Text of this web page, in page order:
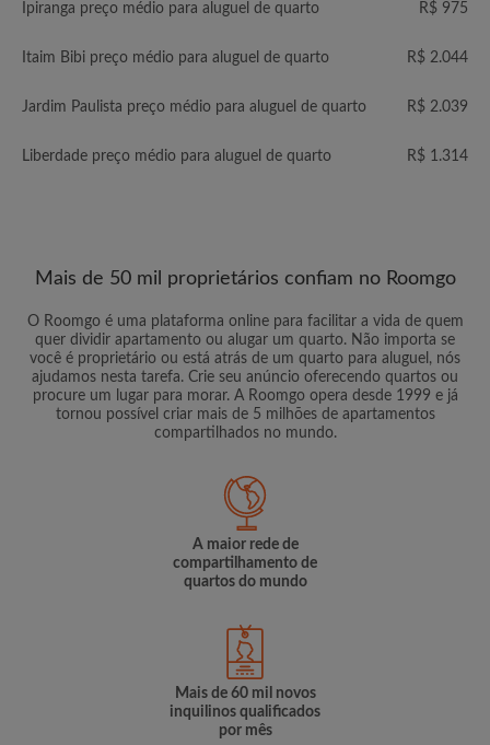
Ipiranga preço médio para aluguel de quarto R$ 975
Itaim Bibi preço médio para aluguel de quarto R$ 2.044
Jardim Paulista preço médio para aluguel de quarto R$ 2.039
Liberdade preço médio para aluguel de quarto R$ 1.314
Mais de 50 mil proprietários confiam no Roomgo
O Roomgo é uma plataforma online para facilitar a vida de quem
quer dividir apartamento ou alugar um quarto. Não importa se
você é proprietário ou está atrás de um quarto para aluguel, nós
ajudamos nesta tarefa. Crie seu anúncio oferecendo quartos ou
procure um lugar para morar. A Roomgo opera desde 1999 e já
tornou possível criar mais de 5 milhões de apartamentos
compartilhados no mundo.
A maior rede de
compartilhamento de
quartos do mundo
Mais de 60 mil novos
inquilinos qualificados
por mês